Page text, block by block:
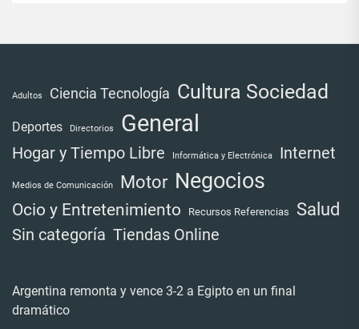
Adultos Ciencia Tecnología Cultura Sociedad
Deportes Directorios General
Hogar y Tiempo Libre Informática y Electrónica Internet
Medios de Comunicación Motor Negocios
Ocio y Entretenimiento Recursos Referencias Salud
Sin categoría Tiendas Online
Argentina remonta y vence 3-2 a Egipto en un final
dramático